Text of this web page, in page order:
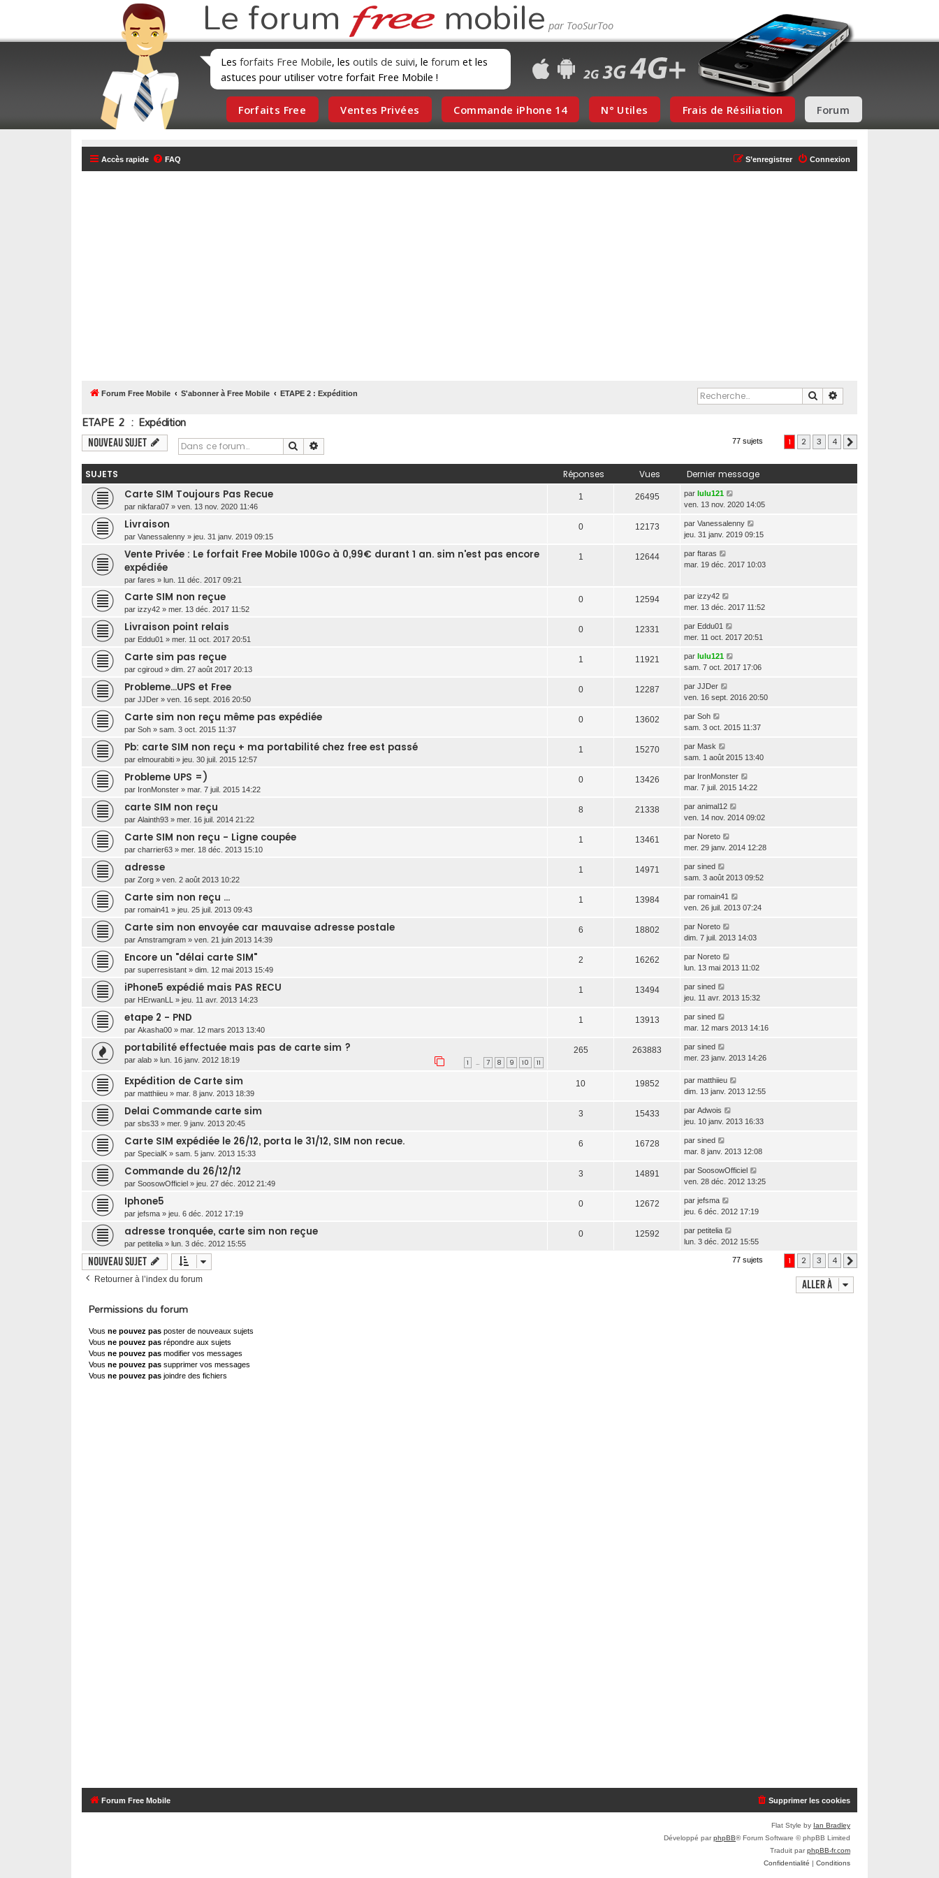
Le forum mobile
Les forfaits Free Mobile, les outils de suivi, le forum et les
astuces pour utiliser votre forfait Free Mobile !
Forfaits Free Ventes Privées Commande iPhone 14 N° Utiles Frais de Résiliation Forum
Accès rapide FAQ Connexion
S’enregistrer
Forum Free Mobile S'abonner à Free Mobile ETAPE 2 : Expédition Rechercher
ETAPE 2 : Expédition
Nouveau sujet Rechercher 77 sujets 1 2 3 4
SUJETS Réponses Vues Dernier message
Carte SIM Toujours Pas Recue
par nikfara07 » ven. 13 nov. 2020 11:46
1 26495 par lulu121
ven. 13 nov. 2020 14:05
Livraison
par Vanessalenny » jeu. 31 janv. 2019 09:15
0 12173 par Vanessalenny
jeu. 31 janv. 2019 09:15
Vente Privée : Le forfait Free Mobile 100Go à 0,99€ durant 1 an. sim n'est pas encore
expédiée
par fares » lun. 11 déc. 2017 09:21
1 12644 par ftaras
mar. 19 déc. 2017 10:03
Carte SIM non reçue
par izzy42 » mer. 13 déc. 2017 11:52
0 12594 par izzy42
mer. 13 déc. 2017 11:52
Livraison point relais
par Eddu01 » mer. 11 oct. 2017 20:51
0 12331 par Eddu01
mer. 11 oct. 2017 20:51
Carte sim pas reçue
par cgiroud » dim. 27 août 2017 20:13
1 11921 par lulu121
sam. 7 oct. 2017 17:06
Probleme...UPS et Free
par JJDer » ven. 16 sept. 2016 20:50
0 12287 par JJDer
ven. 16 sept. 2016 20:50
Carte sim non reçu même pas expédiée
par Soh » sam. 3 oct. 2015 11:37
0 13602 par Soh
sam. 3 oct. 2015 11:37
Pb: carte SIM non reçu + ma portabilité chez free est passé
par elmourabiti » jeu. 30 juil. 2015 12:57
1 15270 par Mask
sam. 1 août 2015 13:40
Probleme UPS =)
par IronMonster » mar. 7 juil. 2015 14:22
0 13426 par IronMonster
mar. 7 juil. 2015 14:22
carte SIM non reçu
par Alainth93 » mer. 16 juil. 2014 21:22
8 21338 par animal12
ven. 14 nov. 2014 09:02
Carte SIM non reçu - Ligne coupée
par charrier63 » mer. 18 déc. 2013 15:10
1 13461 par Noreto
mer. 29 janv. 2014 12:28
adresse
par Zorg » ven. 2 août 2013 10:22
1 14971 par sined
sam. 3 août 2013 09:52
Carte sim non reçu ...
par romain41 » jeu. 25 juil. 2013 09:43
1 13984 par romain41
ven. 26 juil. 2013 07:24
Carte sim non envoyée car mauvaise adresse postale
par Amstramgram » ven. 21 juin 2013 14:39
6 18802 par Noreto
dim. 7 juil. 2013 14:03
Encore un "délai carte SIM"
par superresistant » dim. 12 mai 2013 15:49
2 16262 par Noreto
lun. 13 mai 2013 11:02
iPhone5 expédié mais PAS RECU
par HErwanLL » jeu. 11 avr. 2013 14:23
1 13494 par sined
jeu. 11 avr. 2013 15:32
etape 2 - PND
par Akasha00 » mar. 12 mars 2013 13:40
1 13913 par sined
mar. 12 mars 2013 14:16
portabilité effectuée mais pas de carte sim ?
par alab » lun. 16 janv. 2012 18:19 1 … 7 8 9 10 11
265 263883 par sined
mer. 23 janv. 2013 14:26
Expédition de Carte sim
par matthiieu » mar. 8 janv. 2013 18:39
10 19852 par matthiieu
dim. 13 janv. 2013 12:55
Delai Commande carte sim
par sbs33 » mer. 9 janv. 2013 20:45
3 15433 par Adwois
jeu. 10 janv. 2013 16:33
Carte SIM expédiée le 26/12, porta le 31/12, SIM non recue.
par SpecialK » sam. 5 janv. 2013 15:33
6 16728 par sined
mar. 8 janv. 2013 12:08
Commande du 26/12/12
par SoosowOfficiel » jeu. 27 déc. 2012 21:49
3 14891 par SoosowOfficiel
ven. 28 déc. 2012 13:25
Iphone5
par jefsma » jeu. 6 déc. 2012 17:19
0 12672 par jefsma
jeu. 6 déc. 2012 17:19
adresse tronquée, carte sim non reçue
par petitelia » lun. 3 déc. 2012 15:55
0 12592 par petitelia
lun. 3 déc. 2012 15:55
Nouveau sujet 77 sujets 1 2 3 4
Retourner à l’index du forum Aller à
Permissions du forum
Vous ne pouvez pas poster de nouveaux sujets
Vous ne pouvez pas répondre aux sujets
Vous ne pouvez pas modifier vos messages
Vous ne pouvez pas supprimer vos messages
Vous ne pouvez pas joindre des fichiers
Forum Free Mobile Supprimer les cookies
Flat Style by Ian Bradley
Développé parphpBB® Forum Software © phpBB Limited
Traduit parphpBB-fr.com
Confidentialité | Conditions